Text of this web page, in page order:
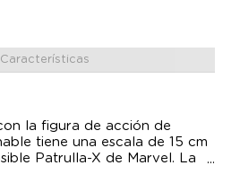
Características
la figura de acción de
tiene una escala de 15 cm
Patrulla-X de Marvel. La
pueden posicionar como si